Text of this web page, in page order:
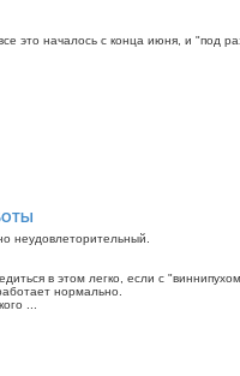
это началось с конца июня, и "под
неудовлеторительный.
в этом легко, если с
нормально.
...